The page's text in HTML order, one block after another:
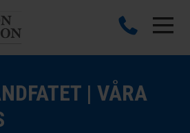
| VÅRA